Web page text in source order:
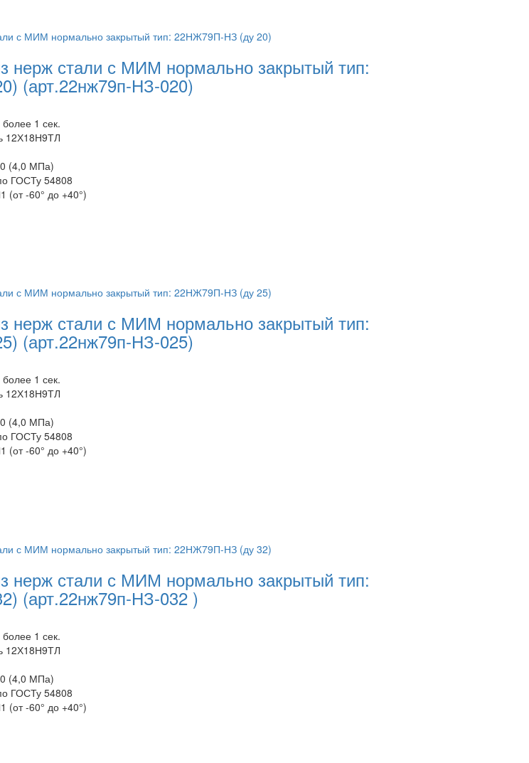
нерж стали с МИМ нормально закрытый тип:
(арт.22нж79п-НЗ-020)
1 сек.
12Х18Н9ТЛ
(4,0 МПа)
ГОСТу 54808
(от -60° до +40°)
нерж стали с МИМ нормально закрытый тип:
(арт.22нж79п-НЗ-025)
1 сек.
12Х18Н9ТЛ
(4,0 МПа)
ГОСТу 54808
(от -60° до +40°)
нерж стали с МИМ нормально закрытый тип:
(арт.22нж79п-НЗ-032 )
1 сек.
12Х18Н9ТЛ
(4,0 МПа)
ГОСТу 54808
(от -60° до +40°)